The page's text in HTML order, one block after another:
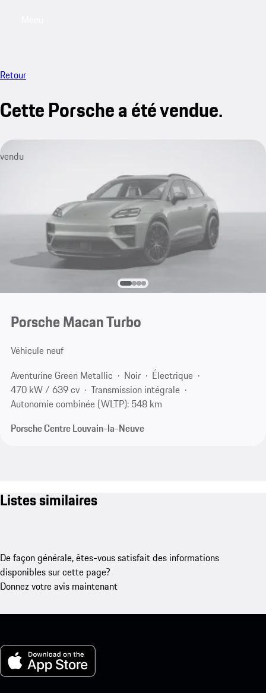
Retour
Cette Porsche a été vendue.
vendu
Porsche Macan Turbo
Véhicule neuf
Aventurine Green Metallic
Noir
Électrique
470 kW / 639 cv
Transmission intégrale
Autonomie combinée (WLTP): 548 km
Porsche Centre Louvain-la-Neuve
Listes similaires
De façon générale, êtes-vous satisfait des informations
disponibles sur cette page?
Donnez votre avis maintenant